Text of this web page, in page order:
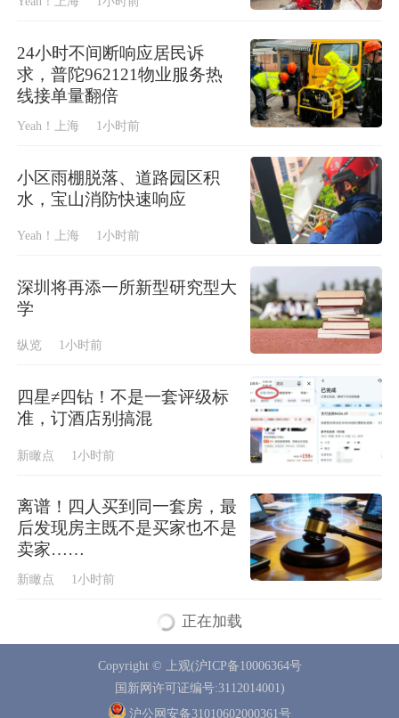
24小时不间断响应居民诉
求，普陀962121物业服务热
线接单量翻倍
Yeah！上海 1小时前
小区雨棚脱落、道路园区积
水，宝山消防快速响应
Yeah！上海 1小时前
深圳将再添一所新型研究型大
学
纵览 1小时前
四星≠四钻！不是一套评级标
准，订酒店别搞混
新瞰点 1小时前
离谱！四人买到同一套房，最
后发现房主既不是买家也不是
卖家……
新瞰点 1小时前
正在加载
Copyright © 上观(沪ICP备10006364号
国新网许可证编号:3112014001)
沪公网安备31010602000361号